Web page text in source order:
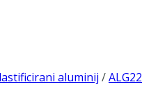
aluminij /ALG22